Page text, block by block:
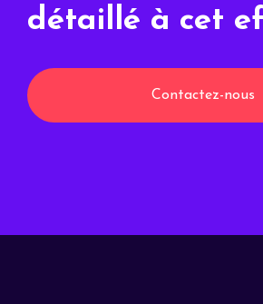
détaillé à cet
Contactez-nous